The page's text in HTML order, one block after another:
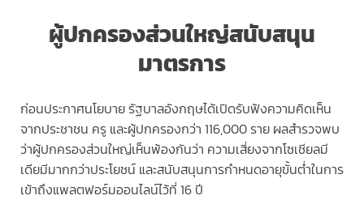
ผู้ปกครองส่วนใหญ่สนับสนุน
มาตรการ
ก่อนประกาศนโยบาย รัฐบาลอังกฤษได้เปิดรับฟังความคิดเห็น
จากประชาชน ครู และผู้ปกครองกว่า 116,000 ราย ผลสำรวจพบ
ว่าผู้ปกครองส่วนใหญ่เห็นพ้องกันว่า ความเสี่ยงจากโซเชียลมี
เดียมีมากกว่าประโยชน์ และสนับสนุนการกำหนดอายุขั้นต่ำในการ
เข้าถึงแพลตฟอร์มออนไลน์ไว้ที่ 16 ปี